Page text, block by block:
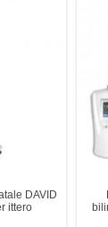
DAVID
ittero